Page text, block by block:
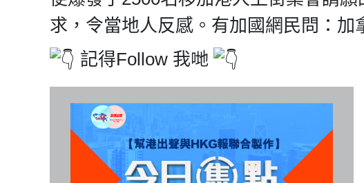
求，令當地人反感。有加國網民問：加
記得Follow 我哋